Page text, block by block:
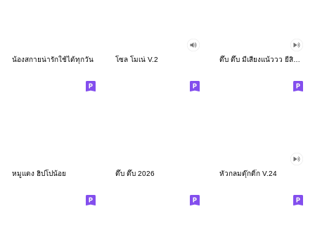
น้องสกายน่ารักใช้ได้ทุกวัน โซล โมเน่ V.2 ดึ๊บ ดึ๊บ มีเสียงแน้ววว ยี่สิบสอง
หมูแดง ฮิปโปน้อย ดึ๊บ ดึ๊บ 2026 หัวกลมดุ๊กดิ๊ก V.24